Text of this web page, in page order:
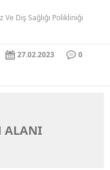
Ve Diş Sağlığı Polikliniği
27.02.2023
0
ALANI